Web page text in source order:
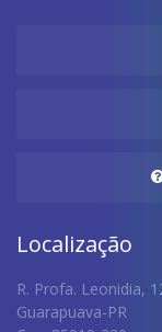
Localização
R. Profa. Leonidia,
Guarapuava-PR